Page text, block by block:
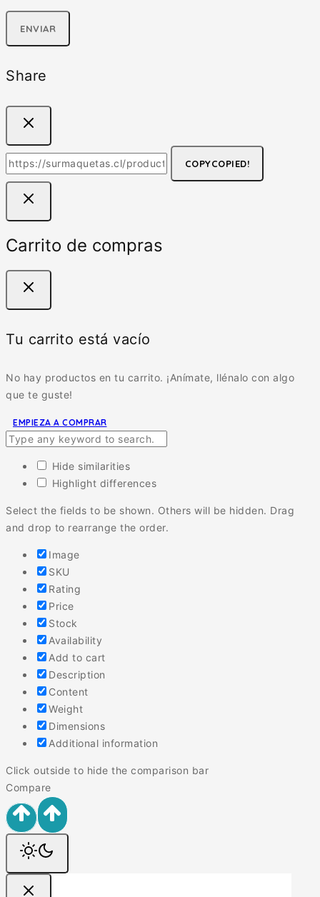
Share
COPYCOPIED!
Carrito de compras
Tu carrito está vacío
No hay productos en tu carrito. ¡Anímate, llénalo con algo
que te guste!
EMPIEZA A COMPRAR
Hide similarities
Highlight differences
Select the fields to be shown. Others will be hidden. Drag
and drop to rearrange the order.
Image
SKU
Rating
Price
Stock
Availability
Add to cart
Description
Content
Weight
Dimensions
Additional information
Click outside to hide the comparison bar
Compare